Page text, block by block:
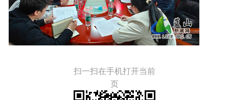
扫一扫在手机打开当前
页